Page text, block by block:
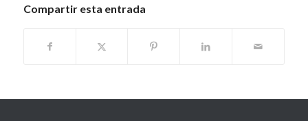
Compartir esta entrada